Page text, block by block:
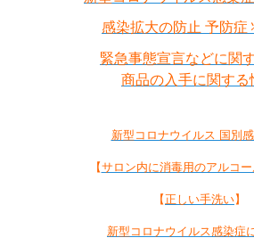
感染拡大の防止 予防症
緊急事態宣言などに関
商品の入手に関する
新型コロナウイルス 国別
【サロン内に消毒用のアルコ
【正しい手洗い】
新型コロナウイルス感染症